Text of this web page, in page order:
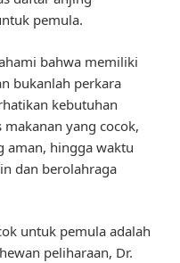
pemula.
bahwa memiliki
bukanlah perkara
kebutuhan
yang cocok,
aman, hingga waktu
dan berolahraga
untuk pemula adalah
peliharaan, Dr.